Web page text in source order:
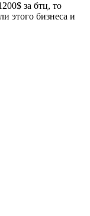
за бтц, то
этого бизнеса и